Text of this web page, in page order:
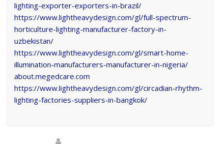
lighting-exporter-exporters-in-brazil/
https://www.lightheavydesign.com/gl/full-spectrum-
horticulture-lighting-manufacturer-factory-in-
uzbekistan/
https://www.lightheavydesign.com/gl/smart-home-
illumination-manufacturers-manufacturer-in-nigeria/
about.megedcare.com
https://www.lightheavydesign.com/gl/circadian-rhythm-
lighting-factories-suppliers-in-bangkok/